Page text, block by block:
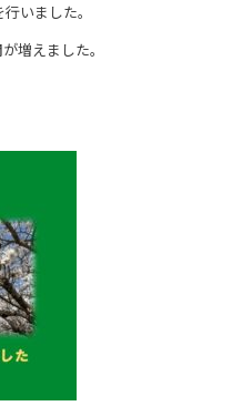
いました。
増えました。